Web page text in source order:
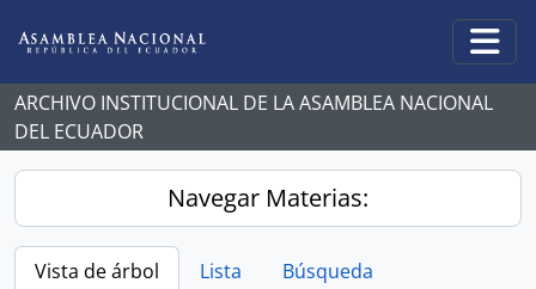
ARCHIVO INSTITUCIONAL DE LA ASAMBLEA NACIONAL
DEL ECUADOR
Navegar Materias:
Vista de árbol Lista
Búsqueda